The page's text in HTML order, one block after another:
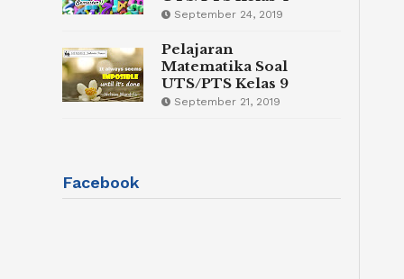
September 24, 2019
Pelajaran
Matematika Soal
UTS/PTS Kelas 9
September 21, 2019
Facebook